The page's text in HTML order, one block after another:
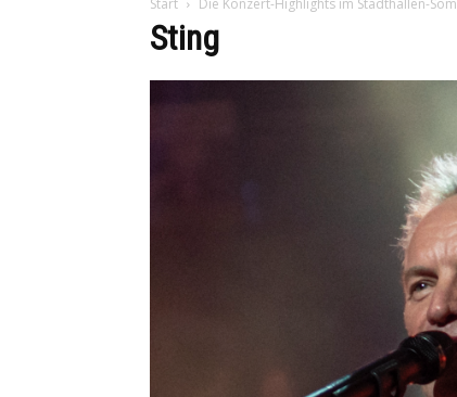
Start Die Konzert-Highlights im Stadthallen-
Sting